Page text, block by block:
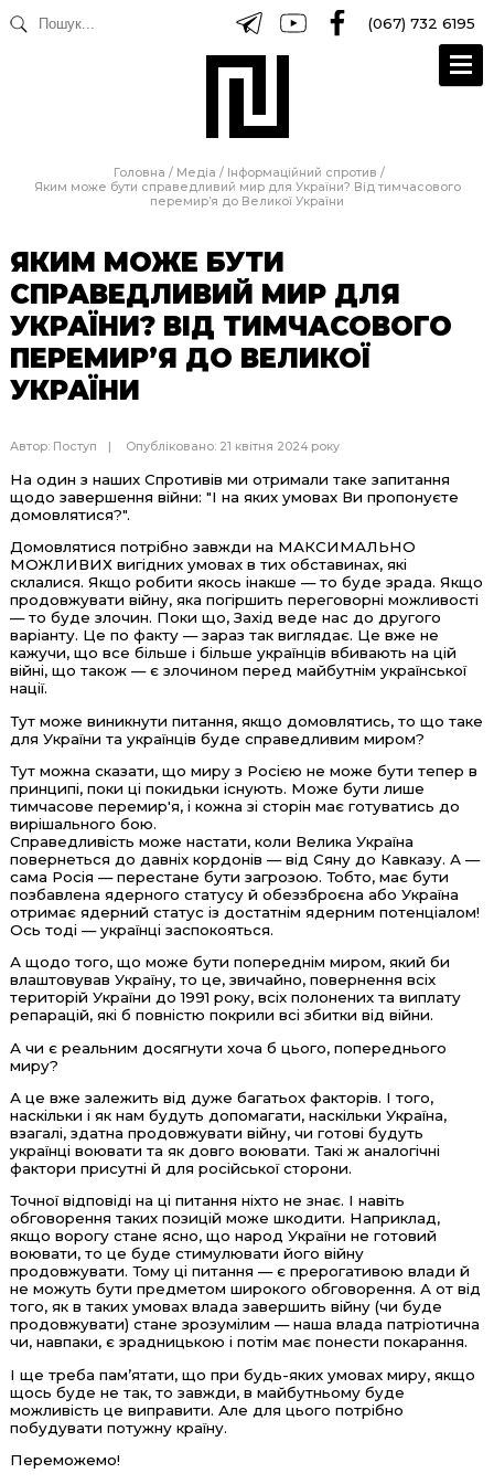
(067) 732 6195
Головна / Медіа / Інформаційний спротив /
Яким може бути справедливий мир для України? Від тимчасового
перемир’я до Великої України
ЯКИМ МОЖЕ БУТИ
СПРАВЕДЛИВИЙ МИР ДЛЯ
УКРАЇНИ? ВІД ТИМЧАСОВОГО
ПЕРЕМИР’Я ДО ВЕЛИКОЇ
УКРАЇНИ
Автор: Поступ Опубліковано: 21 квітня 2024 року
На один з наших Спротивів ми отримали таке запитання
щодо завершення війни: "І на яких умовах Ви пропонуєте
домовлятися?".
Домовлятися потрібно завжди на МАКСИМАЛЬНО
МОЖЛИВИХ вигідних умовах в тих обставинах, які
склалися. Якщо робити якось інакше — то буде зрада. Якщо
продовжувати війну, яка погіршить переговорні можливості
— то буде злочин. Поки що, Захід веде нас до другого
варіанту. Це по факту — зараз так виглядає. Це вже не
кажучи, що все більше і більше українців вбивають на цій
війні, що також — є злочином перед майбутнім української
нації.
Тут може виникнути питання, якщо домовлятись, то що таке
для України та українців буде справедливим миром?
Тут можна сказати, що миру з Росією не може бути тепер в
принципі, поки ці покидьки існують. Може бути лише
тимчасове перемир'я, і кожна зі сторін має готуватись до
вирішального бою.
Справедливість може настати, коли Велика Україна
повернеться до давніх кордонів — від Сяну до Кавказу. А —
сама Росія — перестане бути загрозою. Тобто, має бути
позбавлена ядерного статусу й обеззброєна або Україна
отримає ядерний статус із достатнім ядерним потенціалом!
Ось тоді — українці заспокояться.
А щодо того, що може бути попереднім миром, який би
влаштовував Україну, то це, звичайно, повернення всіх
територій України до 1991 року, всіх полонених та виплату
репарацій, які б повністю покрили всі збитки від війни.
А чи є реальним досягнути хоча б цього, попереднього
миру?
А це вже залежить від дуже багатьох факторів. І того,
наскільки і як нам будуть допомагати, наскільки Україна,
взагалі, здатна продовжувати війну, чи готові будуть
українці воювати та як довго воювати. Такі ж аналогічні
фактори присутні й для російської сторони.
Точної відповіді на ці питання ніхто не знає. І навіть
обговорення таких позицій може шкодити. Наприклад,
якщо ворогу стане ясно, що народ України не готовий
воювати, то це буде стимулювати його війну
продовжувати. Тому ці питання — є прерогативою влади й
не можуть бути предметом широкого обговорення. А от від
того, як в таких умовах влада завершить війну (чи буде
продовжувати) стане зрозумілим — наша влада патріотична
чи, навпаки, є зрадницькою і потім має понести покарання.
І ще треба пам’ятати, що при будь-яких умовах миру, якщо
щось буде не так, то завжди, в майбутньому буде
можливість це виправити. Але для цього потрібно
побудувати потужну країну.
Переможемо!